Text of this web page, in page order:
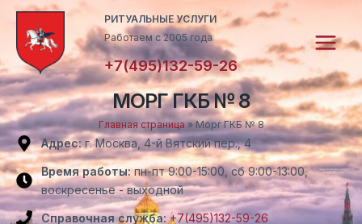
Перейти
содержимому
РИТУАЛЬНЫЕ УСЛУГИ
Работаем с 2005 года
+7(495)132-59-26
Menu
МОРГ ГКБ № 8
Главная страница»Морг ГКБ № 8
Адрес:г. Москва, 4-й Вятский пер., 4
Время работы:пн-пт 9:00-15:00, сб 9:00-13:00,
воскресенье - выходной
Справочная служба: +7(495)132-59-26